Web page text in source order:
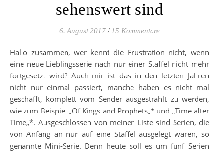
sehenswert sind
6. August 2017 / 15 Kommentare
Hallo zusammen, wer kennt die Frustration nicht, wenn
eine neue Lieblingsserie nach nur einer Staffel nicht mehr
fortgesetzt wird? Auch mir ist das in den letzten Jahren
nicht nur einmal passiert, manche haben es nicht mal
geschafft, komplett vom Sender ausgestrahlt zu werden,
wie zum Beispiel „Of Kings and Prophets„* und „Time after
Time„*. Ausgeschlossen von meiner Liste sind Serien, die
von Anfang an nur auf eine Staffel ausgelegt waren, so
genannte Mini-Serie. Denn heute soll es um fünf Serien